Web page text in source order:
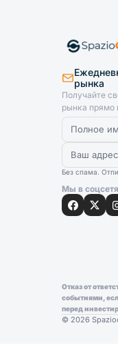
рынка
Получайте
рынка прямо
Без спама.
Мы в
Отказ от
событиями,
перед
© 2026